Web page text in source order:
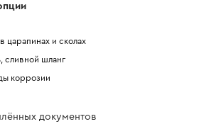
царапинах и сколах
сливной шланг
коррозии
документов